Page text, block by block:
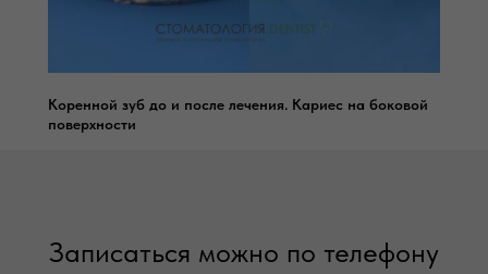
Коренной зуб до и после лечения. Кариес на боковой
поверхности
Записаться можно по телефону